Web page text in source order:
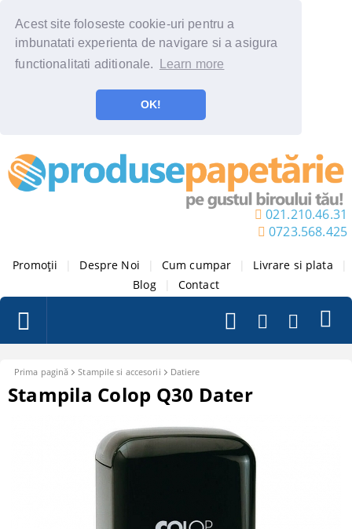
Acest site foloseste cookie-uri pentru a
imbunatati experienta de navigare si a asigura
functionalitati aditionale.
Learn more
OK!
021.210.46.31
0723.568.425
Promoții Despre Noi Cum cumpar Livrare si plata
Blog
Contact
Prima pagină Stampile si accesorii Datiere
Stampila Colop Q30 Dater